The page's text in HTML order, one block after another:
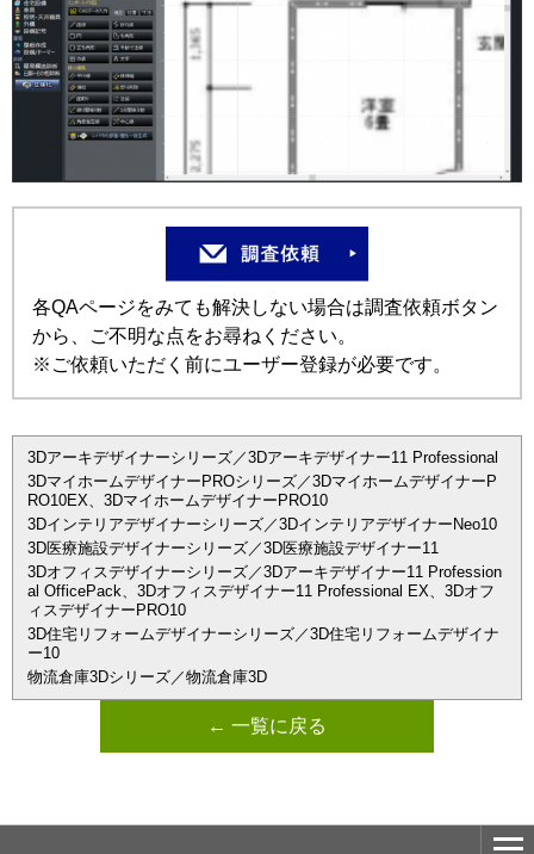
各QAページをみても解決しない場合は調査依頼ボタン
から、ご不明な点をお尋ねください。
※ご依頼いただく前にユーザー登録が必要です。
3Dアーキデザイナーシリーズ／3Dアーキデザイナー11 Professional
3DマイホームデザイナーPROシリーズ／3DマイホームデザイナーP
RO10EX、3DマイホームデザイナーPRO10
3Dインテリアデザイナーシリーズ／3DインテリアデザイナーNeo10
3D医療施設デザイナーシリーズ／3D医療施設デザイナー11
3Dオフィスデザイナーシリーズ／3Dアーキデザイナー11 Profession
al OfficePack、3Dオフィスデザイナー11 Professional EX、3Dオフ
ィスデザイナーPRO10
3D住宅リフォームデザイナーシリーズ／3D住宅リフォームデザイナ
ー10
物流倉庫3Dシリーズ／物流倉庫3D
← 一覧に戻る